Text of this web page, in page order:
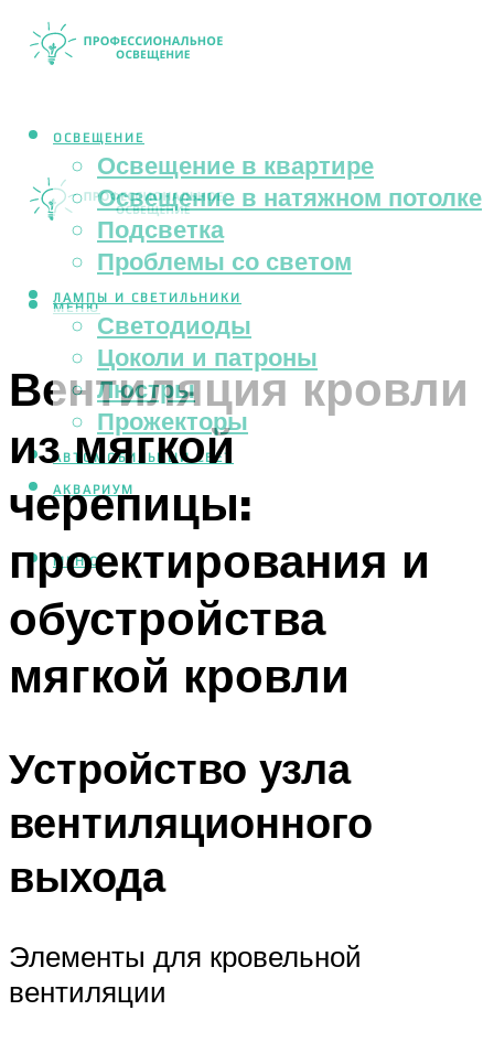
ОСВЕЩЕНИЕ
Освещение в квартире
Освещение в натяжном потолке
Подсветка
Проблемы со светом
ЛАМПЫ И СВЕТИЛЬНИКИ
Светодиоды
Цоколи и патроны
Люстры
Прожекторы
АВТОМОБИЛЬНЫЙ СВЕТ
АКВАРИУМ
МЕНЮ
МЕНЮ
Вентиляция кровли
из мягкой
черепицы:
проектирования и
обустройства
мягкой кровли
Устройство узла
вентиляционного
выхода
Элементы для кровельной
вентиляции